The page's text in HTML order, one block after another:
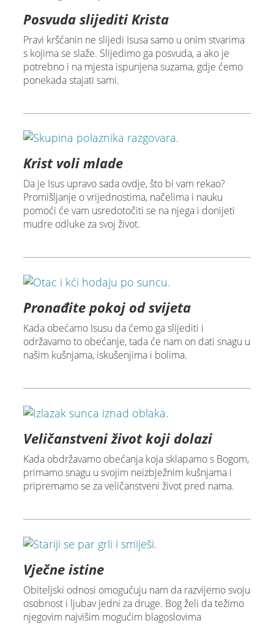
Posvuda slijediti Krista
Pravi kršćanin ne slijedi Isusa samo u onim stvarima
s kojima se slaže. Slijedimo ga posvuda, a ako je
potrebno i na mjesta ispunjena suzama, gdje ćemo
ponekada stajati sami.
Krist voli mlade
Da je Isus upravo sada ovdje, što bi vam rekao?
Promišljanje o vrijednostima, načelima i nauku
pomoći će vam usredotočiti se na njega i donijeti
mudre odluke za svoj život.
Pronađite pokoj od svijeta
Kada obećamo Isusu da ćemo ga slijediti i
održavamo to obećanje, tada će nam on dati snagu u
našim kušnjama, iskušenjima i bolima.
Veličanstveni život koji dolazi
Kada obdržavamo obećanja koja sklapamo s Bogom,
primamo snagu u svojim neizbježnim kušnjama i
pripremamo se za veličanstveni život pred nama.
Vječne istine
Obiteljski odnosi omogućuju nam da razvijemo svoju
osobnost i ljubav jedni za druge. Bog želi da težimo
njegovim najvišim mogućim blagoslovima